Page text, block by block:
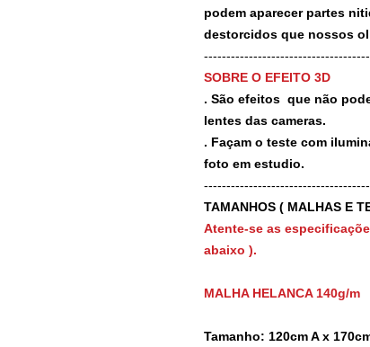
podem aparecer partes
destorcidos que nossos
SOBRE O EFEITO 3D
. São efeitos que não
lentes das cameras.
. Façam o teste com
foto em estudio.
TAMANHOS ( MALHAS E
Atente-se as
abaixo ).
MALHA HELANCA 140g/m
Tamanho: 120cm A x